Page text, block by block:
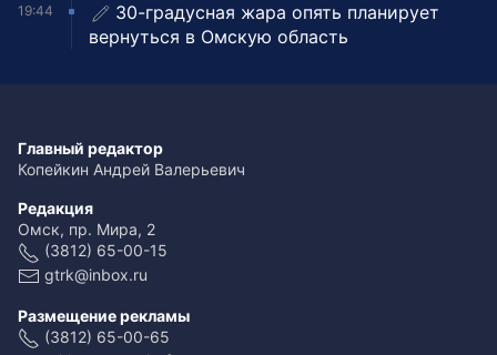
19:44
30-градусная жара опять планирует
вернуться в Омскую область
Главный редактор
Копейкин Андрей Валерьевич
Редакция
Омск, пр. Мира, 2
(3812) 65-00-15
gtrk@inbox.ru
Размещение рекламы
(3812) 65-00-65